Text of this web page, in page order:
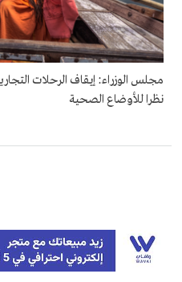
مجلس الوزراء: إيقاف الرحلات
نظرا للأوضاع الصحية